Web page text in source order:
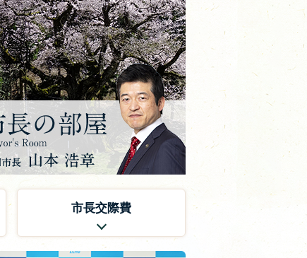
市長交際費